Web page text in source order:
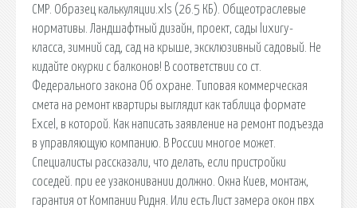
СМР. Образец калькуляции.xls (26.5 КБ). Общеотраслевые
нормативы. Ландшафтный дизайн, проект, сады luxury-
класса, зимний сад, сад на крыше, эксклюзивный садовый. Не
кидайте окурки с балконов! В соответствии со ст.
Федерального закона Об охране. Типовая коммерческая
смета на ремонт квартиры выглядит как таблица формате
Excel, в которой. Как написать заявление на ремонт подъезда
в управляющую компанию. В России многое может.
Специалисты рассказали, что делать, если пристройки
соседей. при ее узаконивании должно. Окна Киев, монтаж,
гарантия от Компании Ридня. Или есть Лист замера окон пвх